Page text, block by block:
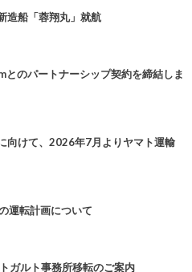
造船「蓉翔丸」就航
とのパートナーシップ契約を締結しま
向けて、2026年7月よりヤマト運輸
運転計画について
ガルト事務所移転のご案内